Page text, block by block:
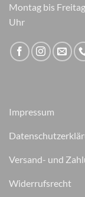
Montag bis
Uhr
Impressum
Versand- und
Widerrufsrecht